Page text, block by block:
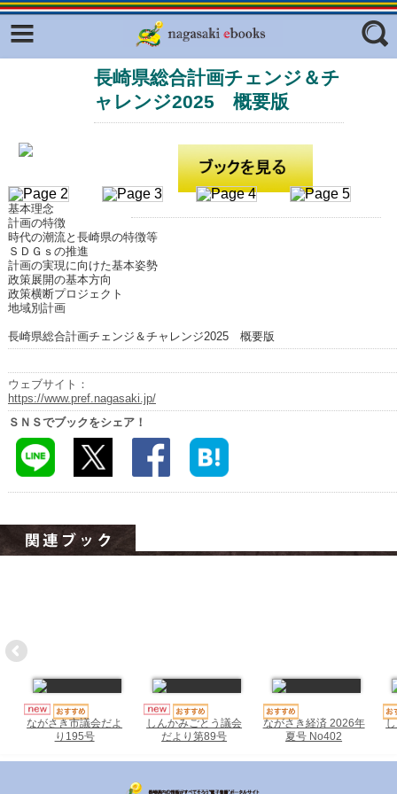
フリーワード
ジャンル
長崎県総合計画チェンジ＆チ
ャレンジ2025 概要版
基本理念
計画の特徴
時代の潮流と長崎県の特徴等
ＳＤＧｓの推進
計画の実現に向けた基本姿勢
政策展開の基本方向
政策横断プロジェクト
地域別計画
長崎県総合計画チェンジ＆チャレンジ2025 概要版
ウェブサイト：
https://www.pref.nagasaki.jp/
ＳＮＳでブックをシェア！
ながさき市議会だよ
り195号
しんかみごとう議会
だより第89号
ながさき経済 2026年
夏号 No402
Facebook
ふくいろキラリプロジェクト
東京観光デジタルパンフレットギャ
ラリー（TOKYO Brochures）
コンテンツ
広報誌ナビ
明治日本の産業革命遺産
長崎と天草地方の潜伏キリシタン
関連遺産
ハイスクールナビ
小・中学校ナビ
いきebooks
ごとうebooks
ながさき市ebooks
さいかいイーブックス
長崎MICE観光マップ